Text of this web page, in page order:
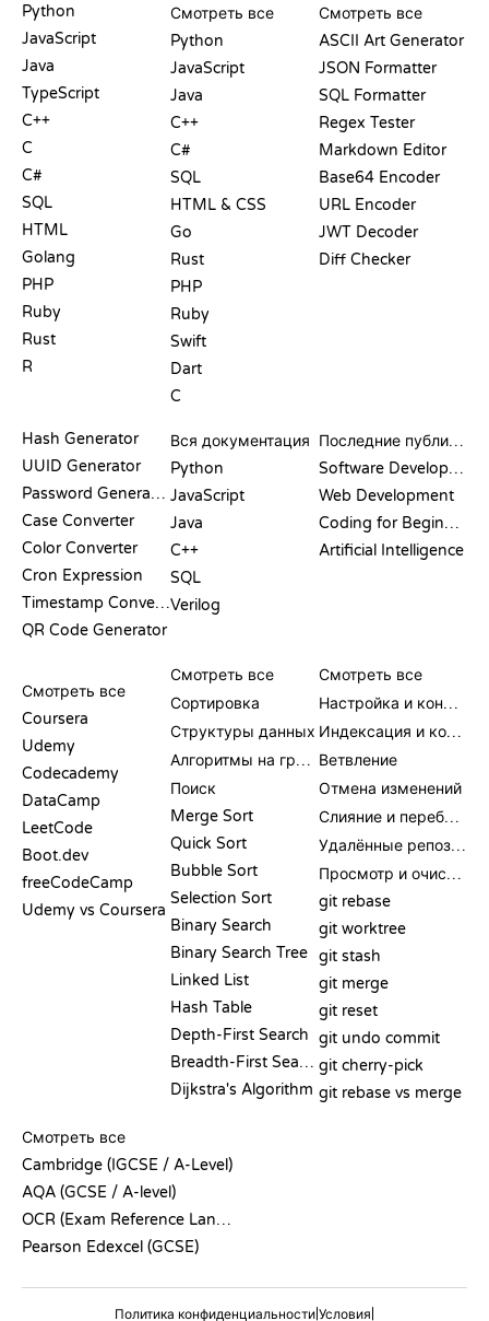
Python
JavaScript
Java
TypeScript
C++
C
C#
SQL
HTML
Golang
PHP
Ruby
Rust
R
Смотреть все
Python
JavaScript
Java
C++
C#
SQL
HTML & CSS
Go
Rust
PHP
Ruby
Swift
Dart
C
Смотреть все
ASCII Art Generator
JSON Formatter
SQL Formatter
Regex Tester
Markdown Editor
Base64 Encoder
URL Encoder
JWT Decoder
Diff Checker
Hash Generator
UUID Generator
Password Generator
Case Converter
Color Converter
Cron Expression
Timestamp Converter
QR Code Generator
Вся документация
Python
JavaScript
Java
C++
SQL
Verilog
Последние публикации
Software Development
Web Development
Coding for Beginners
Artificial Intelligence
Смотреть все
Coursera
Udemy
Codecademy
DataCamp
LeetCode
Boot.dev
freeCodeCamp
Udemy vs Coursera
Смотреть все
Сортировка
Структуры данных
Алгоритмы на графах
Поиск
Merge Sort
Quick Sort
Bubble Sort
Selection Sort
Binary Search
Binary Search Tree
Linked List
Hash Table
Depth-First Search
Breadth-First Search
Dijkstra's Algorithm
Смотреть все
Настройка и конфигурация
Индексация и коммит
Ветвление
Отмена изменений
Слияние и перебазирование
Удалённые репозитории
Просмотр и очистка
git rebase
git worktree
git stash
git merge
git reset
git undo commit
git cherry-pick
git rebase vs merge
Смотреть все
Cambridge (IGCSE / A-Level)
AQA (GCSE / A-level)
OCR (Exam Reference Language)
Pearson Edexcel (GCSE)
Политика конфиденциальности Условия